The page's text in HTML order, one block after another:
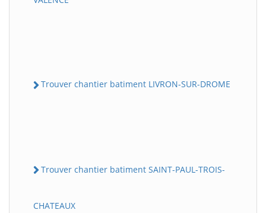
Trouver chantier batiment LIVRON-SUR-DROME
Trouver chantier batiment SAINT-PAUL-TROIS-
CHATEAUX